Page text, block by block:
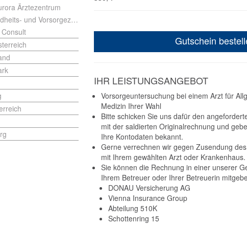
Ärztezentrum
Gesundheits- und Vorsorgezentrum der KFA
Gutschein
IHR LEISTUNGSANGEBOT
Vorsorgeuntersuchung bei einem Arzt für
Medizin Ihrer Wahl
Bitte schicken Sie uns dafür den
mit der saldierten Originalrechnung und
Ihre Kontodaten bekannt.
Gerne verrechnen wir gegen Zusendung
mit Ihrem gewählten Arzt oder Krankenhaus.
Sie können die Rechnung in einer unserer
Ihrem Betreuer oder Ihrer Betreuerin
DONAU Versicherung AG
Vienna Insurance Group
Abteilung 510K
Schottenring 15